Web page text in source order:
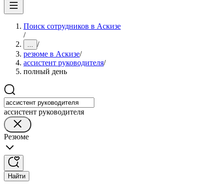
Поиск сотрудников в Аскизе
/
... /
резюме в Аскизе/
ассистент руководителя/
полный день
ассистент руководителя
Резюме
Найти